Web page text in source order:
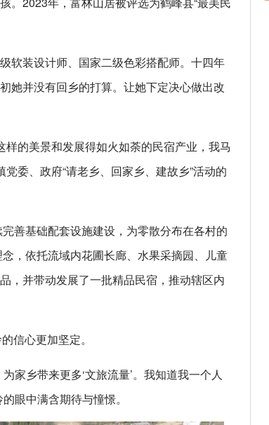
软装设计师、国家二级色彩搭配师。十四年
她并没有回乡的打算。让她下定决心做出改
的美景和发展得如火如荼的民宿产业，我马
委、政府“请老乡、回家乡、建故乡”活动的
善基础配套设施建设，为零散分布在各村的
，依托流域内花圃长廊、水果采摘园、儿童
，并带动发展了一批精品民宿，推动辖区内
信心更加坚定。
家乡带来更多‘文旅流量’。我知道我一个人
眼中满含期待与憧憬。